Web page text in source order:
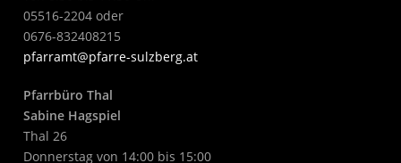
05516-2204 oder
0676-832408215
pfarramt@pfarre-sulzberg.at
Pfarrbüro Thal
Sabine Hagspiel
Thal 26
Donnerstag von 14:00 bis 15:00